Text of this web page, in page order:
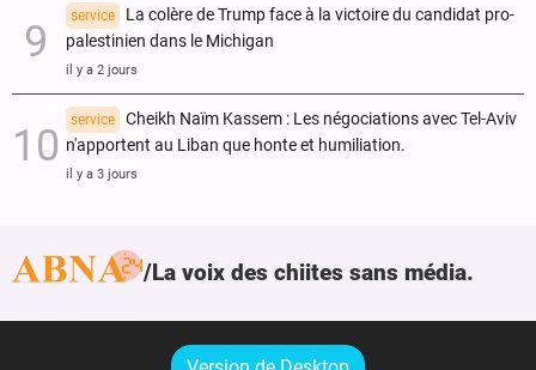
service
La colère de Trump face à la victoire du candidat pro-
palestinien dans le Michigan
il y a 2 jours
service
Cheikh Naïm Kassem : Les négociations avec Tel-Aviv
n'apportent au Liban que honte et humiliation.
il y a 3 jours
La voix des chiites sans média.